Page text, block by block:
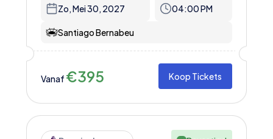
Zo, Mei 30, 2027 04:00 PM
Santiago Bernabeu
Vanaf €395 Koop Tickets